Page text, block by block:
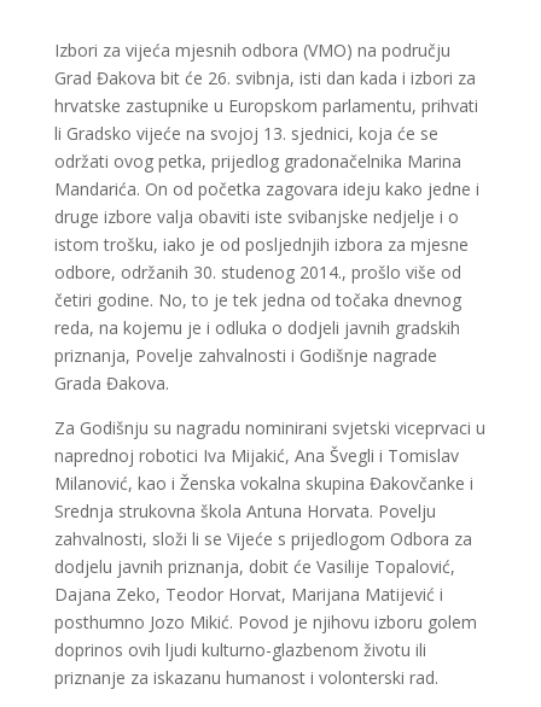
Izbori za vijeća mjesnih odbora (VMO) na području
Grad Đakova bit će 26. svibnja, isti dan kada i izbori za
hrvatske zastupnike u Europskom parlamentu, prihvati
li Gradsko vijeće na svojoj 13. sjednici, koja će se
održati ovog petka, prijedlog gradonačelnika Marina
Mandarića. On od početka zagovara ideju kako jedne i
druge izbore valja obaviti iste svibanjske nedjelje i o
istom trošku, iako je od posljednjih izbora za mjesne
odbore, održanih 30. studenog 2014., prošlo više od
četiri godine. No, to je tek jedna od točaka dnevnog
reda, na kojemu je i odluka o dodjeli javnih gradskih
priznanja, Povelje zahvalnosti i Godišnje nagrade
Grada Đakova.
Za Godišnju su nagradu nominirani svjetski viceprvaci u
naprednoj robotici Iva Mijakić, Ana Švegli i Tomislav
Milanović, kao i Ženska vokalna skupina Đakovčanke i
Srednja strukovna škola Antuna Horvata. Povelju
zahvalnosti, složi li se Vijeće s prijedlogom Odbora za
dodjelu javnih priznanja, dobit će Vasilije Topalović,
Dajana Zeko, Teodor Horvat, Marijana Matijević i
posthumno Jozo Mikić. Povod je njihovu izboru golem
doprinos ovih ljudi kulturno-glazbenom životu ili
priznanje za iskazanu humanost i volonterski rad.